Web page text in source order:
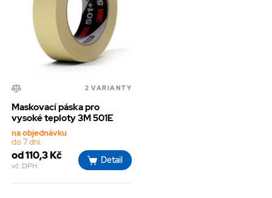
2 VARIANTY
Maskovací páska pro
vysoké teploty 3M 501E
na objednávku
do 7 dní
od 110,3 Kč
vč. DPH
Detail